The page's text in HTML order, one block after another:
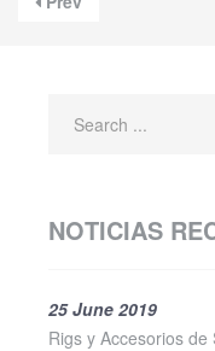
NOTICIAS
25 June 2019
Rigs y Accesorios de